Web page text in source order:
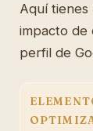
Aquí
impacto de
perfil de